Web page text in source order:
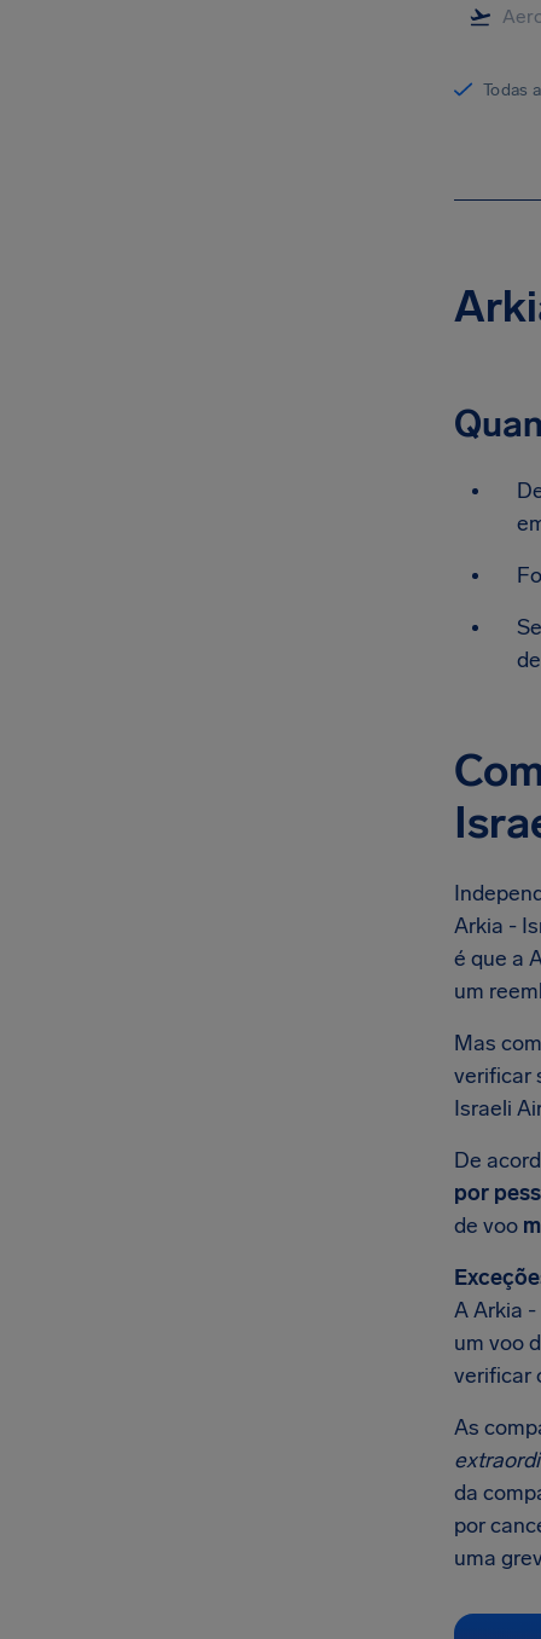
Todas
Arkia -
é que a
um
Mas
verificar
Israeli
De
por
de voo
A Arkia
um voo
verificar
As
da
por
uma